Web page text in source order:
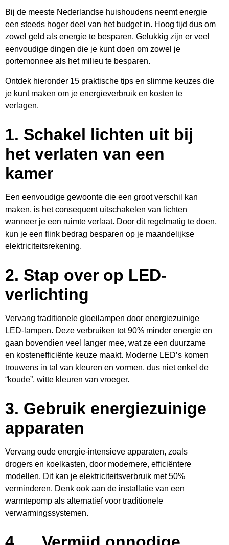
Bij de meeste Nederlandse huishoudens neemt energie
een steeds hoger deel van het budget in. Hoog tijd dus om
zowel geld als energie te besparen. Gelukkig zijn er veel
eenvoudige dingen die je kunt doen om zowel je
portemonnee als het milieu te besparen.
Ontdek hieronder 15 praktische tips en slimme keuzes die
je kunt maken om je energieverbruik en kosten te
verlagen.
1. Schakel lichten uit bij
het verlaten van een
kamer
Een eenvoudige gewoonte die een groot verschil kan
maken, is het consequent uitschakelen van lichten
wanneer je een ruimte verlaat. Door dit regelmatig te doen,
kun je een flink bedrag besparen op je maandelijkse
elektriciteitsrekening.
2. Stap over op LED-
verlichting
Vervang traditionele gloeilampen door energiezuinige
LED-lampen. Deze verbruiken tot 90% minder energie en
gaan bovendien veel langer mee, wat ze een duurzame
en kostenefficiënte keuze maakt. Moderne LED’s komen
trouwens in tal van kleuren en vormen, dus niet enkel de
“koude”, witte kleuren van vroeger.
3. Gebruik energiezuinige
apparaten
Vervang oude energie-intensieve apparaten, zoals
drogers en koelkasten, door modernere, efficiëntere
modellen. Dit kan je elektriciteitsverbruik met 50%
verminderen. Denk ook aan de installatie van een
warmtepomp als alternatief voor traditionele
verwarmingssystemen.